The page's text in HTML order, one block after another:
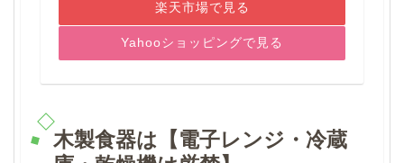
楽天市場で見る
Yahooショッピングで見る
木製食器は【電子レンジ・冷蔵